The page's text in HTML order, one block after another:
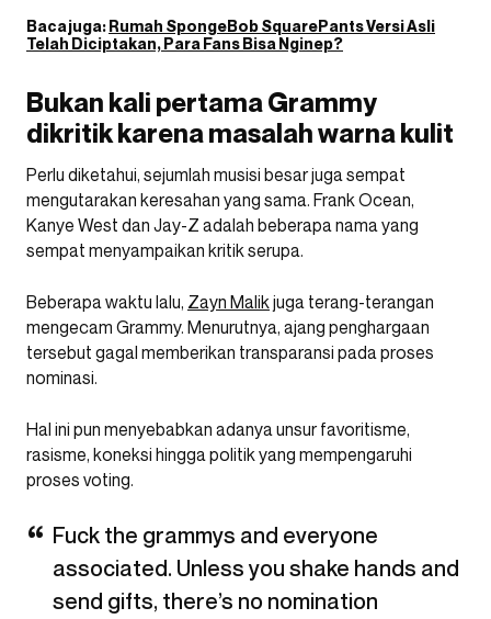
Baca juga:Rumah SpongeBob SquarePants Versi Asli
Telah Diciptakan, Para Fans Bisa Nginep?
Bukan kali pertama Grammy
dikritik karena masalah warna kulit
Perlu diketahui, sejumlah musisi besar juga sempat
mengutarakan keresahan yang sama. Frank Ocean,
Kanye West dan Jay-Z adalah beberapa nama yang
sempat menyampaikan kritik serupa.
Beberapa waktu lalu, Zayn Malik juga terang-terangan
mengecam Grammy. Menurutnya, ajang penghargaan
tersebut gagal memberikan transparansi pada proses
nominasi.
Hal ini pun menyebabkan adanya unsur favoritisme,
rasisme, koneksi hingga politik yang mempengaruhi
proses voting.
Fuck the grammys and everyone
associated. Unless you shake hands and
send gifts, there’s no nomination